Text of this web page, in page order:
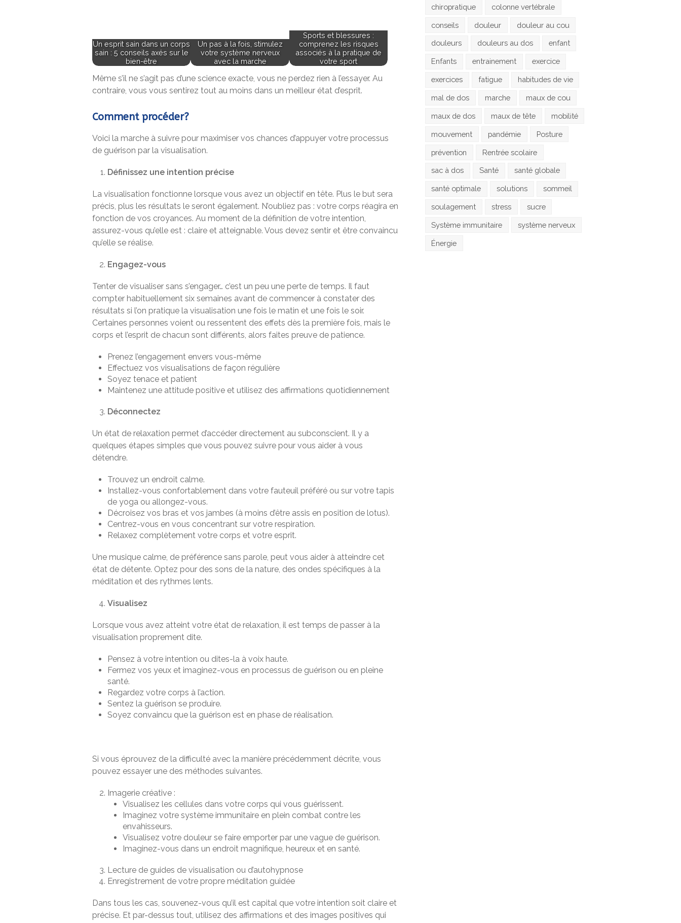
Un esprit sain dans un corps
sain : 5 conseils axés sur le
bien-être
Un pas à la fois, stimulez
votre système nerveux
avec la marche
Sports et blessures :
comprenez les risques
associés à la pratique de
votre sport
Même s’il ne s’agit pas d’une science exacte, vous ne perdez rien à l’essayer. Au
contraire, vous vous sentirez tout au moins dans un meilleur état d’esprit.
Comment procéder?
Voici la marche à suivre pour maximiser vos chances d’appuyer votre processus
de guérison par la visualisation.
Définissez une intention précise
La visualisation fonctionne lorsque vous avez un objectif en tête. Plus le but sera
précis, plus les résultats le seront également. N’oubliez pas : votre corps réagira en
fonction de vos croyances. Au moment de la définition de votre intention,
assurez-vous qu’elle est : claire et atteignable. Vous devez sentir et être convaincu
qu’elle se réalise.
Engagez-vous
Tenter de visualiser sans s’engager… c’est un peu une perte de temps. Il faut
compter habituellement six semaines avant de commencer à constater des
résultats si l’on pratique la visualisation une fois le matin et une fois le soir.
Certaines personnes voient ou ressentent des effets dès la première fois, mais le
corps et l’esprit de chacun sont différents, alors faites preuve de patience.
Prenez l’engagement envers vous-même
Effectuez vos visualisations de façon régulière
Soyez tenace et patient
Maintenez une attitude positive et utilisez des affirmations quotidiennement
Déconnectez
Un état de relaxation permet d’accéder directement au subconscient. Il y a
quelques étapes simples que vous pouvez suivre pour vous aider à vous
détendre.
Trouvez un endroit calme.
Installez-vous confortablement dans votre fauteuil préféré ou sur votre tapis
de yoga ou allongez-vous.
Décroisez vos bras et vos jambes (à moins d’être assis en position de lotus).
Centrez-vous en vous concentrant sur votre respiration.
Relaxez complètement votre corps et votre esprit.
Une musique calme, de préférence sans parole, peut vous aider à atteindre cet
état de détente. Optez pour des sons de la nature, des ondes spécifiques à la
méditation et des rythmes lents.
Visualisez
Lorsque vous avez atteint votre état de relaxation, il est temps de passer à la
visualisation proprement dite.
Pensez à votre intention ou dites-la à voix haute.
Fermez vos yeux et imaginez-vous en processus de guérison ou en pleine
santé.
Regardez votre corps à l’action.
Sentez la guérison se produire.
Soyez convaincu que la guérison est en phase de réalisation.
Si vous éprouvez de la difficulté avec la manière précédemment décrite, vous
pouvez essayer une des méthodes suivantes.
Imagerie créative :
Visualisez les cellules dans votre corps qui vous guérissent.
Imaginez votre système immunitaire en plein combat contre les
envahisseurs.
Visualisez votre douleur se faire emporter par une vague de guérison.
Imaginez-vous dans un endroit magnifique, heureux et en santé.
Lecture de guides de visualisation ou d’autohypnose
Enregistrement de votre propre méditation guidée
Dans tous les cas, souvenez-vous qu’il est capital que votre intention soit claire et
précise. Et par-dessus tout, utilisez des affirmations et des images positives qui
chiropratique colonne vertébrale
conseils douleur douleur au cou
douleurs douleurs au dos enfant
Enfants entrainement exercice
exercices fatigue habitudes de vie
mal de dos marche maux de cou
maux de dos maux de tête mobilité
mouvement pandémie Posture
prévention Rentrée scolaire
sac à dos Santé santé globale
santé optimale solutions sommeil
soulagement stress sucre
Système immunitaire système nerveux
Énergie